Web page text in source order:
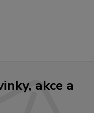
akce a